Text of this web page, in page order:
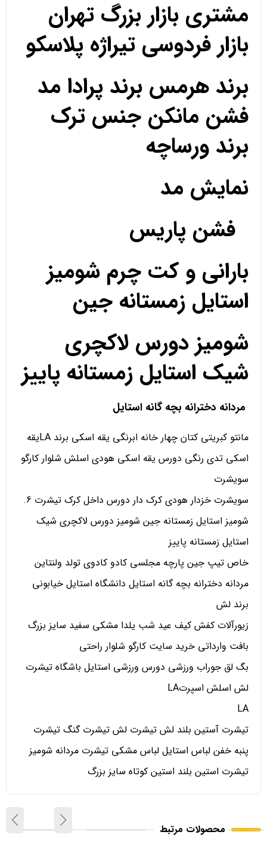
مشتری بازار بزرگ تهران
بازار فردوسی تیراژه پلاسکو
برند هرمس برند پرادا مد
فشن مانکن جنس ترک
برند ورساچه
نمایش مد
فشن پاریس
بارانی و کت چرم شومیز
استایل زمستانه جین
شومیز دورس لاکچری
شیک استایل زمستانه پاییز
مردانه دخترانه بچه گانه استایل
مانتو کبریتی کتان چهار خانه ابرنگی یقه اسکی برند LAیقه
اسکی تدی رنگی دورس یقه اسکی هودی اسلش شلوار کارگو
سویشرت
سویشرت خزدار هودی کرک دار دورس داخل کرک تیشرت 6.
شومیز استایل زمستانه جین شومیز دورس لاکچری شیک
استایل زمستانه پاییز
خاص تیپ جین پارچه مجلسی کادو کادوی تولد ولنتاین
مردانه دخترانه بچه گانه استایل دانشگاه استایل خیابونی
برند لش
زیورآلات کفش کیف عید شب یلدا مشکی سفید سایز بزرگ
بافت وارداتی خرید سایت کارگو شلوار راحتی
بگ لق جوراب ورزشی دورس ورزشی استایل باشگاه تیشرت
لش اسلش اسپرتLA
LA
تیشرت آستین بلند لش تیشرت لش تیشرت گنگ تیشرت
پنبه خفن لباس استایل لباس مشکی تیشرت مردانه شومیز
تیشرت استین بلند استین کوتاه سایز بزرگ
محصولات مرتبط